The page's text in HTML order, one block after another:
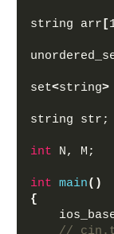
string arr [
set<string>
string str;
int N, M;
int main()
{
//